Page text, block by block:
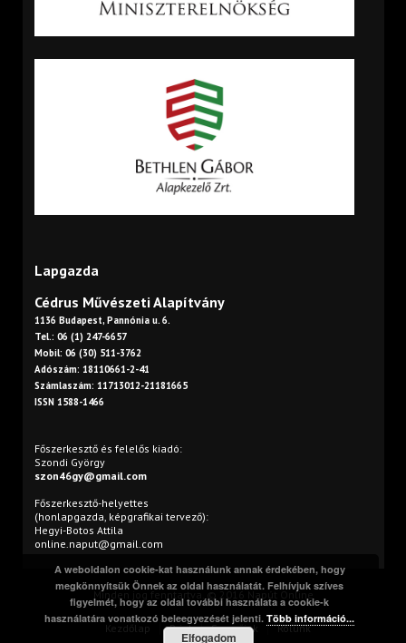
Lapgazda
Cédrus Művészeti Alapítvány
1136 Budapest, Pannónia u. 6.
Tel.: 06 (1) 247-6657
Mobil: 06 (30) 511-3762
Adószám: 18110661-2-41
Számlaszám: 11713012-21181665
ISSN 1588-1466
Főszerkesztő és felelős kiadó:
Szondi György
szon46gy@gmail.com
Főszerkesztő-helyettes
(honlapgazda, képgrafikai tervező):
Hegyi-Botos Attila
online.naput@gmail.com
Minden jog fenntartva. © 2016 Napút Online
Kezdőlap Print Szerzőink Rólunk
A weboldalon cookie-kat használunk annak érdekében, hogy
megkönnyítsük Önnek az oldal használatát. Felhívjuk szíves
figyelmét, hogy az oldal további használata a cookie-k
használatára vonatkozó beleegyezését jelenti.Több információ...
Elfogadom